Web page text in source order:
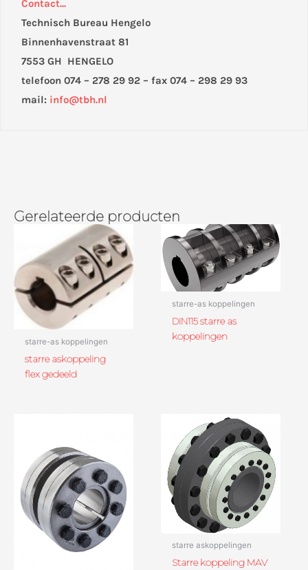
Contact...
Technisch Bureau Hengelo
Binnenhavenstraat 81
7553 GH HENGELO
telefoon 074 – 278 29 92 – fax 074 – 298 29 93
mail: info@tbh.nl
Gerelateerde producten
starre-as koppelingen
starre askoppeling
flex gedeeld
starre-as koppelingen
DIN115 starre as
koppelingen
starre askoppelingen
Starre koppeling MAV